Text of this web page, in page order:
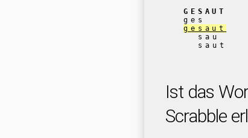
GESAUT
ges
gesaut
sau
saut
Ist das
Scrabble